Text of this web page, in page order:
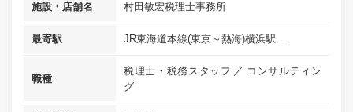
施設・店舗名 村田敏宏税理士事務所
最寄駅 JR東海道本線(東京～熱海)横浜駅...
職種
税理士・税務スタッフ
コンサルティン
グ